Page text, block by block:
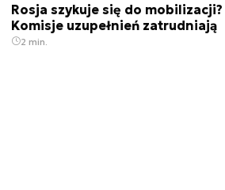
Rosja szykuje się do mobilizacji?
Komisje uzupełnień zatrudniają
2 min.